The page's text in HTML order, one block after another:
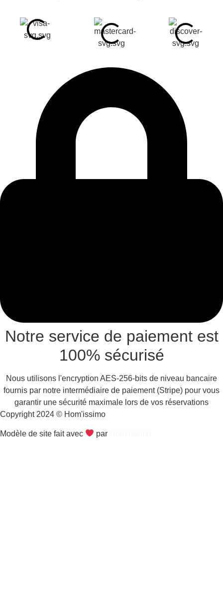
Notre service de paiement est
100% sécurisé
Nous utilisons l'encryption AES-256-bits de niveau bancaire
fournis par notre intermédiaire de paiement (Stripe) pour vous
garantir une sécurité maximale lors de vos réservations
Copyright 2024 © Hom'issimo
Modèle de site fait avec par